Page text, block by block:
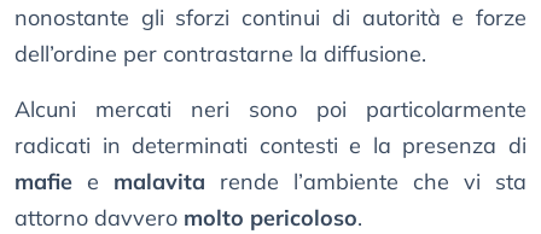
nonostante gli sforzi continui di autorità e forze
dell’ordine per contrastarne la diffusione.
Alcuni mercati neri sono poi particolarmente
radicati in determinati contesti e la presenza di
mafie e malavita rende l’ambiente che vi sta
attorno davvero molto pericoloso.